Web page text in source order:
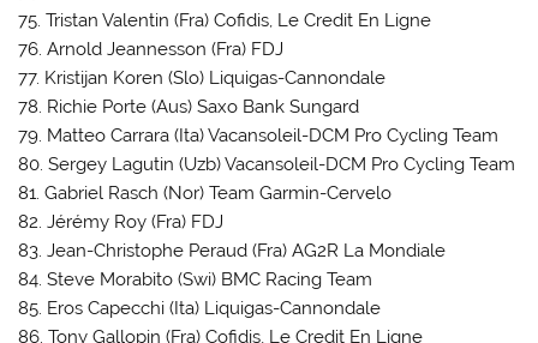
75. Tristan Valentin (Fra) Cofidis, Le Credit En Ligne
76. Arnold Jeannesson (Fra) FDJ
77. Kristijan Koren (Slo) Liquigas-Cannondale
78. Richie Porte (Aus) Saxo Bank Sungard
79. Matteo Carrara (Ita) Vacansoleil-DCM Pro Cycling Team
80. Sergey Lagutin (Uzb) Vacansoleil-DCM Pro Cycling Team
81. Gabriel Rasch (Nor) Team Garmin-Cervelo
82. Jérémy Roy (Fra) FDJ
83. Jean-Christophe Peraud (Fra) AG2R La Mondiale
84. Steve Morabito (Swi) BMC Racing Team
85. Eros Capecchi (Ita) Liquigas-Cannondale
86. Tony Gallopin (Fra) Cofidis, Le Credit En Ligne